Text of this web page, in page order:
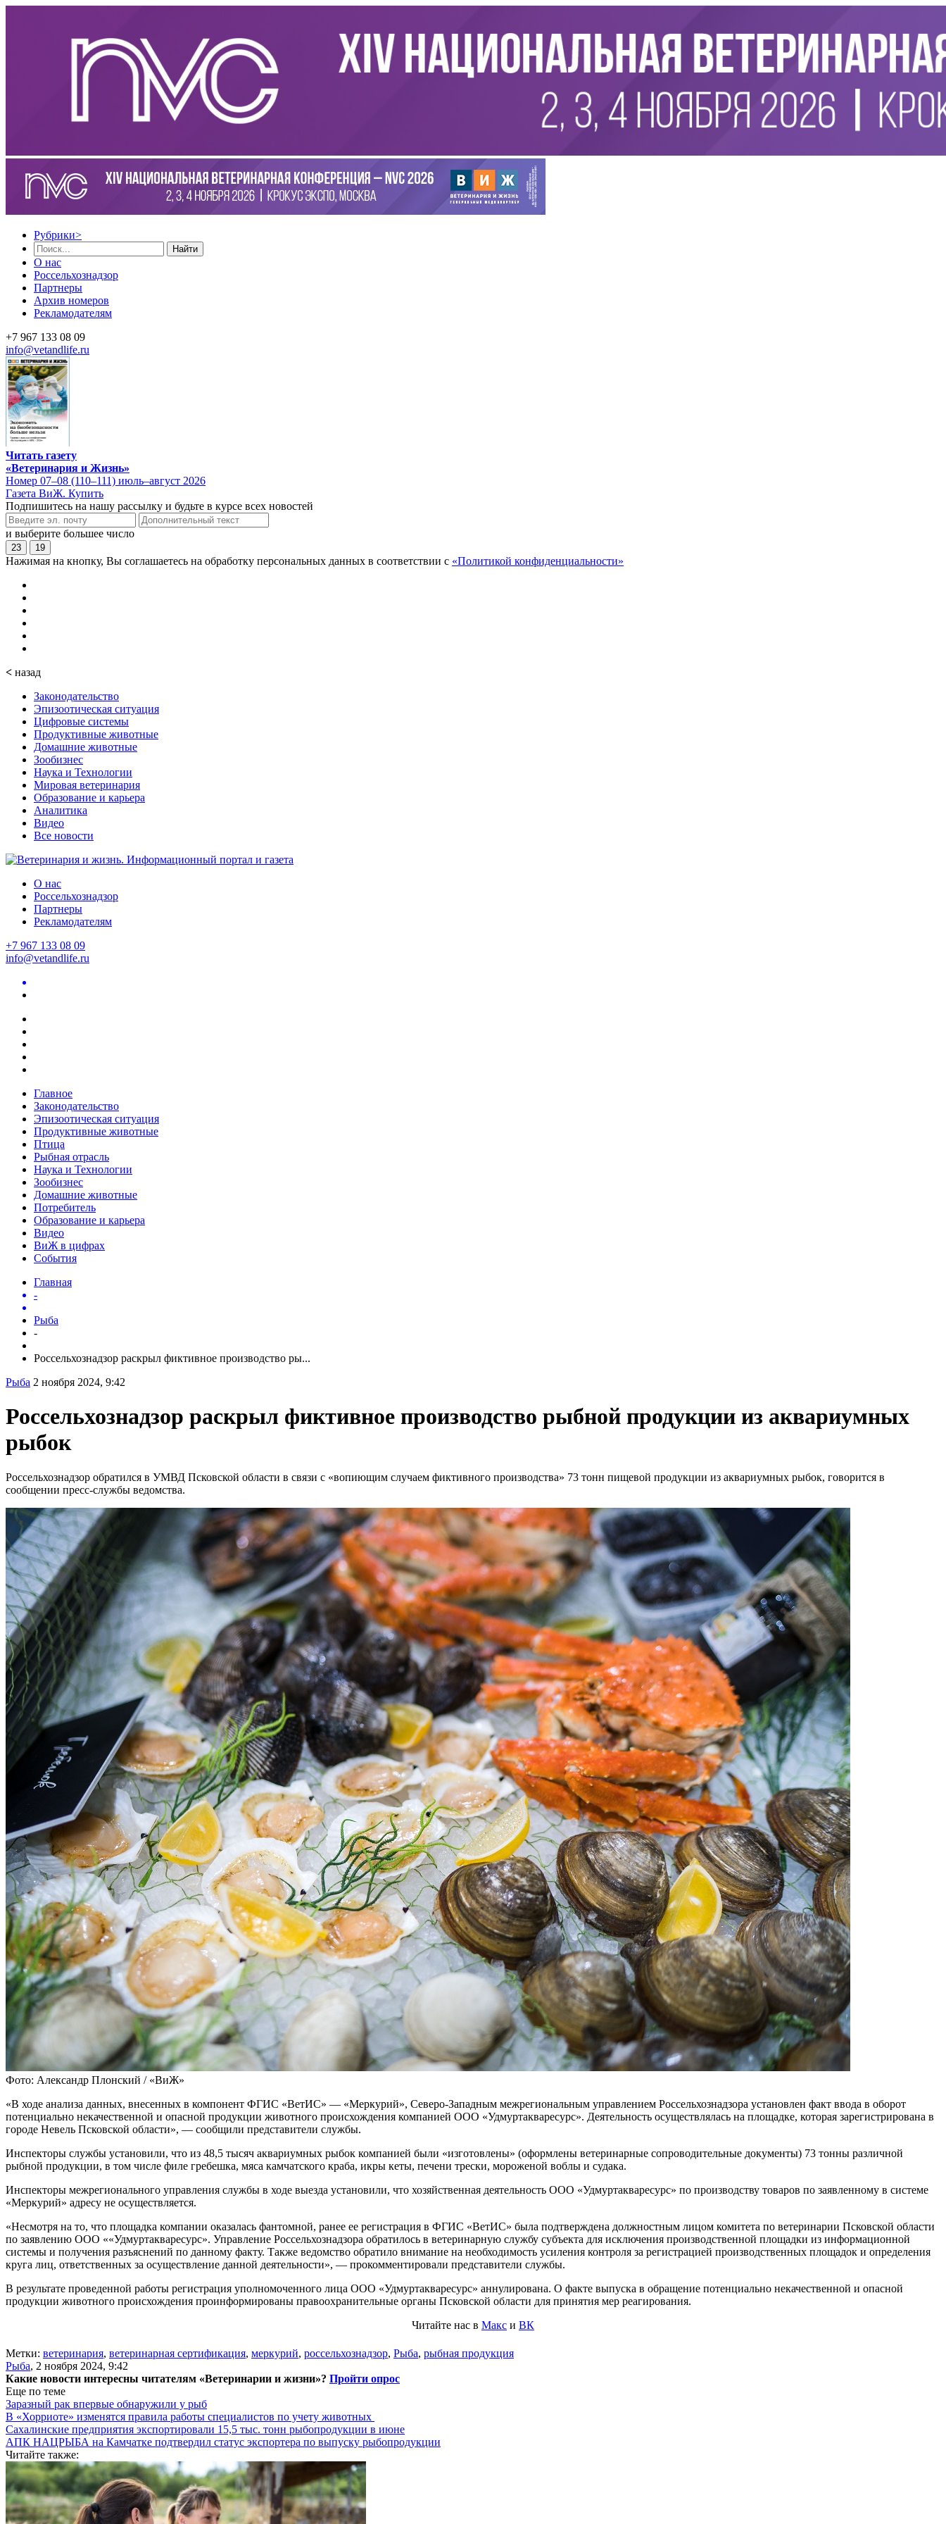
Рубрики>
Найти
О нас
Россельхознадзор
Партнеры
Архив номеров
Рекламодателям
+7 967 133 08 09
info@vetandlife.ru
Читать газету
«Ветеринария и Жизнь»
Номер 07–08 (110–111) июль–август 2026
Газета ВиЖ. Купить
Подпишитесь на нашу рассылку и будьте в курсе всех новостей
и выберите большее число
23 19
Нажимая на кнопку, Вы соглашаетесь на обработку персональных данных в соответствии с «Политикой конфиденциальности»
< назад
Законодательство
Эпизоотическая ситуация
Цифровые системы
Продуктивные животные
Домашние животные
Зообизнес
Наука и Технологии
Мировая ветеринария
Образование и карьера
Аналитика
Видео
Все новости
О нас
Россельхознадзор
Партнеры
Рекламодателям
+7 967 133 08 09
info@vetandlife.ru
Главное
Законодательство
Эпизоотическая ситуация
Продуктивные животные
Птица
Рыбная отрасль
Наука и Технологии
Зообизнес
Домашние животные
Потребитель
Образование и карьера
Видео
ВиЖ в цифрах
События
Главная
-
Рыба
-
Россельхознадзор раскрыл фиктивное производство ры...
Рыба 2 ноября 2024, 9:42
Россельхознадзор раскрыл фиктивное производство рыбной продукции из аквариумных
рыбок
Россельхознадзор обратился в УМВД Псковской области в связи с «вопиющим случаем фиктивного производства» 73 тонн пищевой продукции из аквариумных рыбок, говорится в
сообщении пресс-службы ведомства.
Фото: Александр Плонский / «ВиЖ»
«В ходе анализа данных, внесенных в компонент ФГИС «ВетИС» — «Меркурий», Северо-Западным межрегиональным управлением Россельхознадзора установлен факт ввода в оборот
потенциально некачественной и опасной продукции животного происхождения компанией ООО «Удмуртакваресурс». Деятельность осуществлялась на площадке, которая зарегистрирована в
городе Невель Псковской области», — сообщили представители службы.
Инспекторы службы установили, что из 48,5 тысяч аквариумных рыбок компанией были «изготовлены» (оформлены ветеринарные сопроводительные документы) 73 тонны различной
рыбной продукции, в том числе филе гребешка, мяса камчатского краба, икры кеты, печени трески, мороженой воблы и судака.
Инспекторы межрегионального управления службы в ходе выезда установили, что хозяйственная деятельность ООО «Удмуртакваресурс» по производству товаров по заявленному в системе
«Меркурий» адресу не осуществляется.
«Несмотря на то, что площадка компании оказалась фантомной, ранее ее регистрация в ФГИС «ВетИС» была подтверждена должностным лицом комитета по ветеринарии Псковской области
по заявлению ООО ««Удмуртакваресурс». Управление Россельхознадзора обратилось в ветеринарную службу субъекта для исключения производственной площадки из информационной
системы и получения разъяснений по данному факту. Также ведомство обратило внимание на необходимость усиления контроля за регистрацией производственных площадок и определения
круга лиц, ответственных за осуществление данной деятельности», — прокомментировали представители службы.
В результате проведенной работы регистрация уполномоченного лица ООО «Удмуртакваресурс» аннулирована. О факте выпуска в обращение потенциально некачественной и опасной
продукции животного происхождения проинформированы правоохранительные органы Псковской области для принятия мер реагирования.
Читайте нас в Макс и ВК
Метки: ветеринария, ветеринарная сертификация, меркурий, россельхознадзор, Рыба, рыбная продукция
Рыба, 2 ноября 2024, 9:42
Какие новости интересны читателям «Ветеринарии и жизни»? Пройти опрос
Еще по теме
Заразный рак впервые обнаружили у рыб
В «Хорриоте» изменятся правила работы специалистов по учету животных
Сахалинские предприятия экспортировали 15,5 тыс. тонн рыбопродукции в июне
АПК НАЦРЫБА на Камчатке подтвердил статус экспортера по выпуску рыбопродукции
Читайте также: